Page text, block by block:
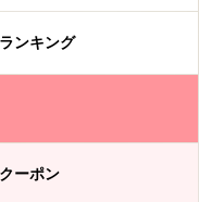
ランキング
クーポン